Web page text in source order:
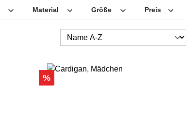
Material Größe Preis
Rabatt
%